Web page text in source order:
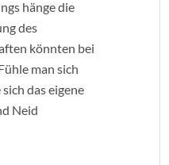
hänge die
des
könnten bei
man sich
das eigene
Neid